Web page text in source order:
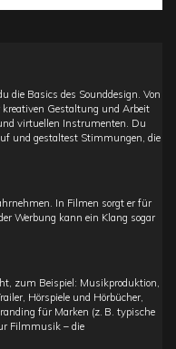
die Basics des Sounddesign. Von
Gestaltung und Arbeit
virtuellen Instrumenten. Du
und gestaltest Stimmungen, die
In Filmen sorgt er für
Werbung kann ein Klang sogar
zum Beispiel: Musikproduktion,
Hörspiele und Hörbücher,
für Marken (z. B. typische
Filmmusik – die